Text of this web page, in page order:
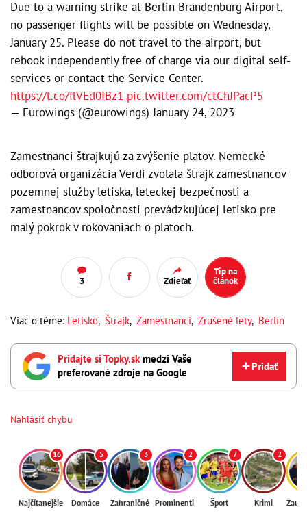
Due to a warning strike at Berlin Brandenburg Airport,
no passenger flights will be possible on Wednesday,
January 25. Please do not travel to the airport, but
rebook independently free of charge via our digital self-
services or contact the Service Center.
https://t.co/flVEd0fBz1 pic.twitter.com/ctChJPacP5
— Eurowings (@eurowings)January 24, 2023
Zamestnanci štrajkujú za zvýšenie platov. Nemecké
odborová organizácia Verdi zvolala štrajk zamestnancov
pozemnej služby letiska, leteckej bezpečnosti a
zamestnancov spoločnosti prevádzkujúcej letisko pre
malý pokrok v rokovaniach o platoch.
3 Zdieľať
Tip na
článok
Viac o téme: Letisko, Štrajk, Zamestnanci, Zrušené lety, Berlín
Pridajte si Topky.skmedzi Vaše
preferované zdroje na Google
Pridať
Nahlásiť chybu
16
Najčítanejšie
5
Domáce
3
Zahraničné
2
Prominenti
7
Šport
2
Krimi